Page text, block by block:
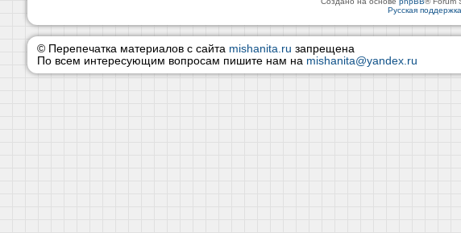
Русская
© Перепечатка материалов с сайта mishanita.ru запрещена
По всем интересующим вопросам пишите нам на mishanita@yandex.ru